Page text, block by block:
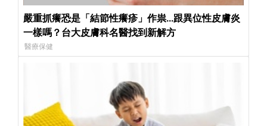
嚴重抓癢恐是「結節性癢疹」作祟...跟異位性皮膚炎
一樣嗎？台大皮膚科名醫找到新解方
醫療保健